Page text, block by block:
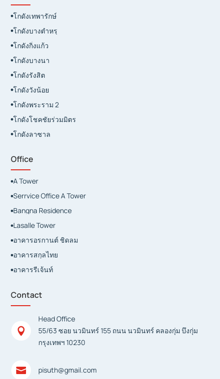
โกดังเทพารักษ์
โกดังบางตำหรุ
โกดังกิ่งแก้ว
โกดังบางนา
โกดังรังสิต
โกดังวังน้อย
โกดังพระราม 2
โกดังโชคชัยร่วมมิตร
โกดังลาซาล
Office
A Tower
Serrvice Office A Tower
 Bangna Residence
 Lasalle Tower
 อาคารอรกานต์ ชิดลม
 อาคารสกุลไทย
 อาคารรีเจ้นท์
Contact

Head Office
55/63 ซอย นวมินทร์ 155 ถนน นวมินทร์ คลองกุ่ม บึงกุ่ม
กรุงเทพฯ 10230
 pisuth@gmail.com